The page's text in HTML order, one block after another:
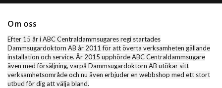
Om oss
Efter 15 år i ABC Centraldammsugares regi startades
Dammsugardoktorn AB år 2011 för att överta verksamheten gällande
installation och service. År 2015 upphörde ABC Centraldammsugare
även med försäljning, varpå Dammsugardoktorn AB utökar sitt
verksamhetsområde och nu även erbjuder en webbshop med ett stort
utbud för dig att välja bland.